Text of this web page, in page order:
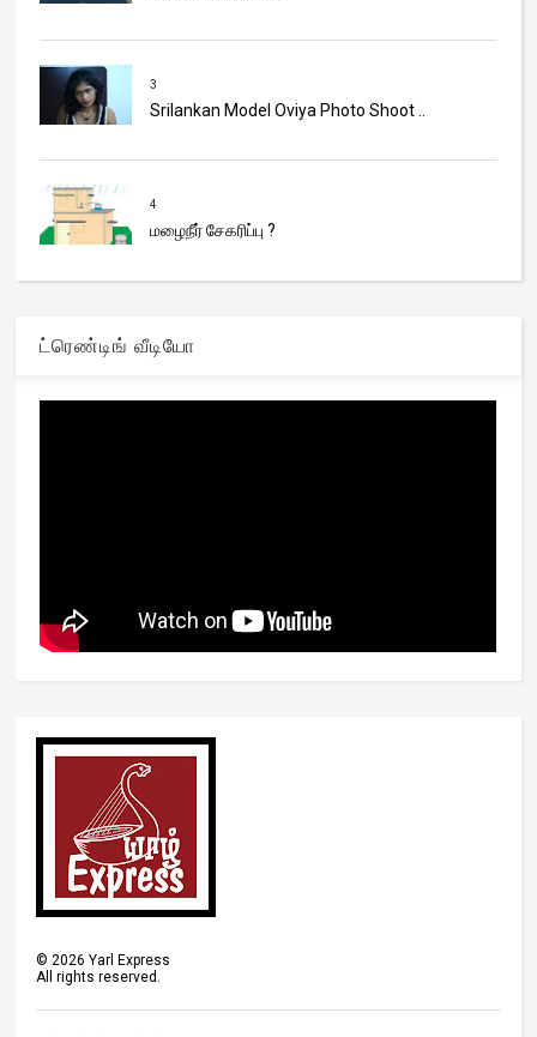
3
Srilankan Model Oviya Photo Shoot ..
4
மழைநீர் சேகரிப்பு ?
ட்ரெண்டிங் வீடியோ
©2026 Yarl Express
All rights reserved.